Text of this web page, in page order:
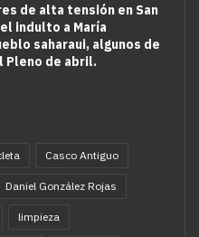
de alta tensión en San
indulto a María
saharaui, algunos de
Pleno de abril.
Casco Antiguo
Daniel González Rojas
limpieza